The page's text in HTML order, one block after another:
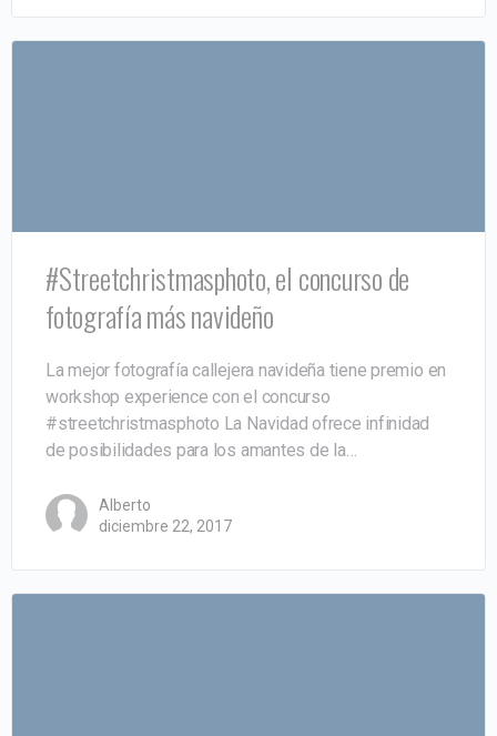
#Streetchristmasphoto, el concurso de
fotografía más navideño
La mejor fotografía callejera navideña tiene premio en
workshop experience con el concurso
#streetchristmasphoto La Navidad ofrece infinidad
de posibilidades para los amantes de la…
Alberto
diciembre 22, 2017